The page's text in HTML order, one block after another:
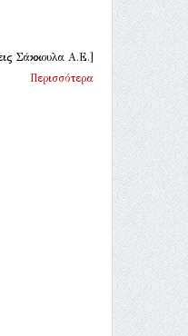
Σάκκουλα Α.Ε.]
Περισσότερα